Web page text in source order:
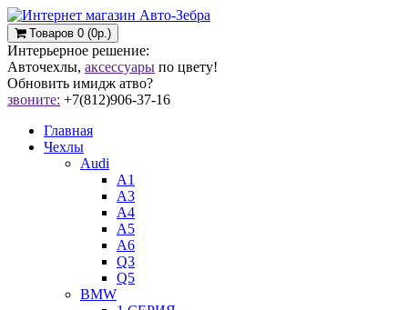
Товаров 0 (0р.)
Интерьерное решение:
Авточехлы, аксессуары по цвету!
Обновить имидж атво?
звоните: +7(812)906-37-16
Главная
Чехлы
Audi
A1
A3
A4
A5
A6
Q3
Q5
BMW